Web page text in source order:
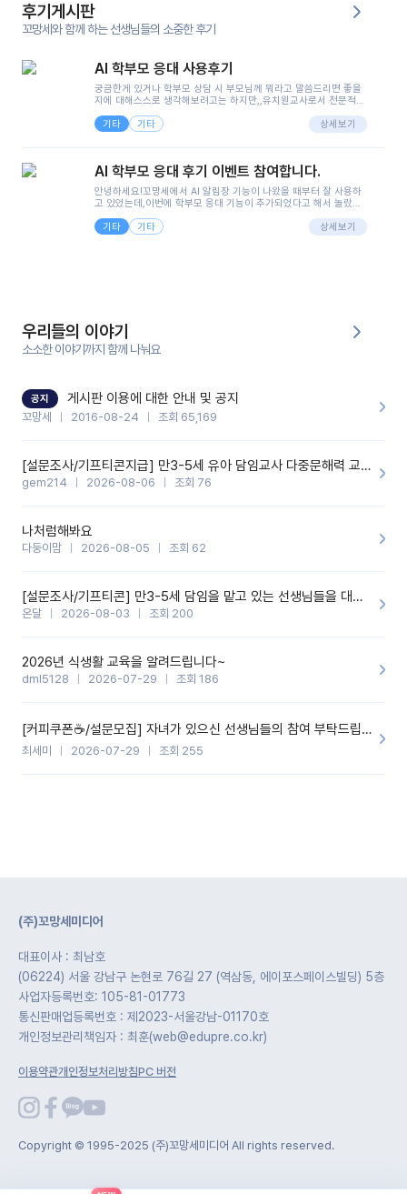
후기게시판
꼬망세와 함께 하는 선생님들의 소중한 후기
AI 학부모 응대 사용후기
궁금한게 있거나 학부모 상담 시 부모님께 뭐라고 말씀드리면 좋을
지에 대해스스로 생각해보려고는 하지만,,유치원교사로서 전문적인
려니 어려울때가...^^(저만 그런거 아니죠 ㅜㅜ)꼬망봇의 장점은 지
피티나 제미나이는 몇세이고 여자인지 남자인지 등그래도 좀 기본
정보를 제공하면서 물어봐야할 때가 있어그때마다 정보를 입력하는
으셔서 고민이 됐는데ai 학부모 응대를 써볼 수 있어서 좋았어요!앞
면..)그리고 제가 신입 때 이게 있었더라면 ㅜㅜㅜㅜ?응대 팁이 정말
좋은거 같아요지금은 그래도 아이들이 잘 이해 되지만초임 때는 정
말 어려워서 항상다른 선생님들께 도움을 요청했었거든요..ㅠ*일지
쓸 때도 좀 도움이 되는 거 같아요!
기타 기타 상세보기
AI 학부모 응대 후기 이벤트 참여합니다.
안녕하세요!꼬망세에서 AI 알림장 기능이 나왔을 때부터 잘 사용하
고 있었는데,이번에 학부모 응대 기능이 추가되었다고 해서 놀랐습
님 응대에 더 많은 부담을 느끼고 있습니다 ㅠㅠ이번에 제가 원에서
겪은 일과 학부모님께 전달드렸던 내용을 함께 보시고,저와 비슷한
을 많이 하는데,꼬망봇 덕분에 고민하는 시간을 줄이고 학부모님을
안심시킬 수 있었습니다.이 부분은 꼬망봇이 추가로 알려준 응대 tip
입니다.학부모님께 전화를 드리기 전에, 내용을 숙지하여 좀 더 전문
성 있는 교사가 되어 대화를 나눌 수 있었습니다.꼬망세 AI학부모 응
기능을 개발해 주셔서 감사합니다.
기타 기타 상세보기
우리들의 이야기
소소한 이야기까지 함께 나눠요
공지 게시판 이용에 대한 안내 및 공지
꼬망세 2016-08-24 조회 65,169
[설문조사/기프티콘지급] 만3-5세 유아 담임교사 다중문해력 교육 증진을 위한 설문조사
gem214 2026-08-06 조회 76
나처럼해봐요
다둥이맘 2026-08-05 조회 62
[설문조사/기프티콘] 만3-5세 담임을 맡고 있는 선생님들을 대상으로 설문조사를 합니다!
온달 2026-08-03 조회 200
2026년 식생활 교육을 알려드립니다~
dml5128 2026-07-29 조회 186
[커피쿠폰☕️/설문모집] 자녀가 있으신 선생님들의 참여 부탁드립니다!!
최세미 2026-07-29 조회 255
(주)꼬망세미디어
대표이사 : 최남호
(06224) 서울 강남구 논현로 76길 27 (역삼동, 에이포스페이스빌딩) 5층
사업자등록번호: 105-81-01773
통신판매업등록번호 : 제2023-서울강남-01170호
개인정보관리책임자 : 최훈(web@edupre.co.kr)
이용약관개인정보처리방침PC 버전
Copyright © 1995-2025 (주)꼬망세미디어 All rights reserved.